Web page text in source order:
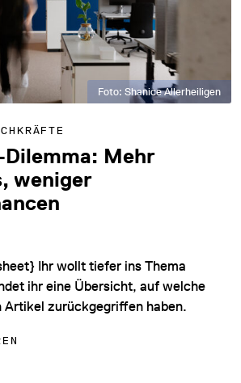
Foto: Shanice Allerheiligen
Dilemma: Mehr
weniger
Ihr wollt tiefer ins Thema
ihr eine Übersicht, auf welche
Artikel zurückgegriffen haben.